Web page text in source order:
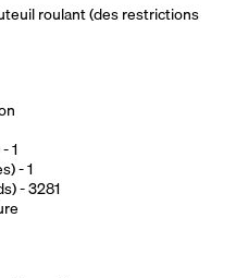
roulant (des restrictions
1
- 1
- 3281